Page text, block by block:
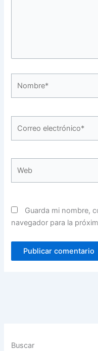
electrónico*
Guarda mi nombre,
navegador para la
Buscar